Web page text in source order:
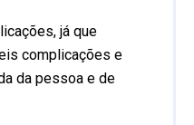
já que
complicações e
da pessoa e de